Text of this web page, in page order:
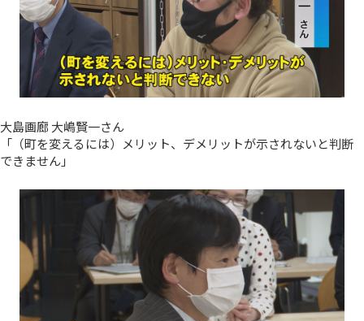
大島画廊 大嶋賢一さん
「（町を変えるには）メリット、デメリットが示されないと判断
できません」